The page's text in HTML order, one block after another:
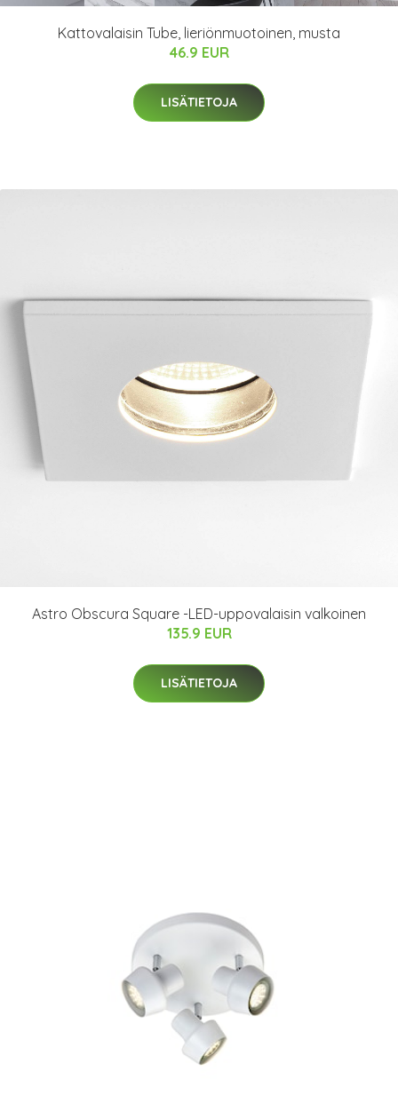
Kattovalaisin Tube, lieriönmuotoinen, musta
46.9 EUR
LISÄTIETOJA
Astro Obscura Square -LED-uppovalaisin valkoinen
135.9 EUR
LISÄTIETOJA